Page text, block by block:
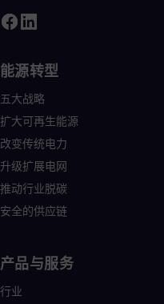
能源转型
五大战略
扩大可再生能源
改变传统电力
升级扩展电网
推动行业脱碳
安全的供应链
产品与服务
行业